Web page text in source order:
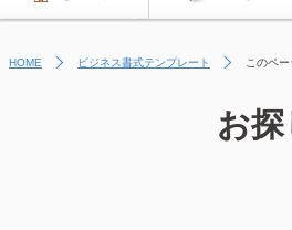
HOME ビジネス書式テンプレート このペ
お